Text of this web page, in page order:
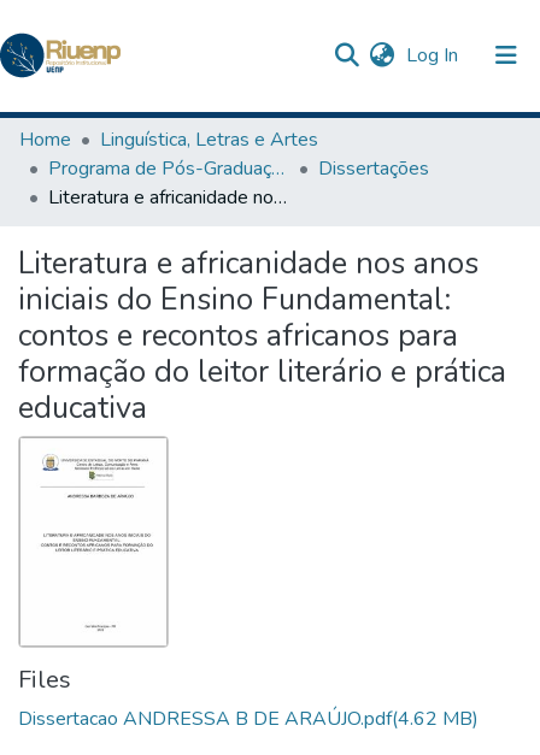
Log In (current)
Communities & Collections
Browse DSpace
The Repository
Home
Linguística, Letras e Artes
Programa de Pós-Graduação Profissional em Letras
Dissertações
Literatura e africanidade nos anos iniciais do Ensino Fundamental: contos e recontos africanos para formação do leitor literário e prática educativa
Literatura e africanidade nos anos
iniciais do Ensino Fundamental:
contos e recontos africanos para
formação do leitor literário e prática
educativa
Files
Dissertacao ANDRESSA B DE ARAÚJO.pdf(4.62 MB)